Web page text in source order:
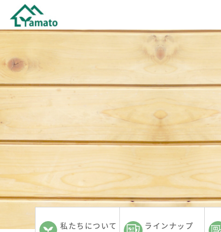
私たちについて ラインナップ